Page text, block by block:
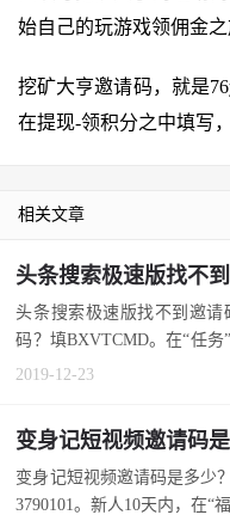
始自己的玩游戏领佣金之
挖矿大亨邀请码，就是
在提现-领积分之中填写
相关文章
头条搜索极速版找不到邀
码？填BXVTCMD。在“任
请...
2019-12-23
变身记短视频邀请码是多少
3790101。新人10天内，在“